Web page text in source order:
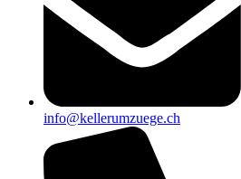
info@kellerumzuege.ch